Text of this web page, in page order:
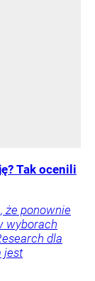
Tak ocenili
że ponownie
wyborach
dla
jest